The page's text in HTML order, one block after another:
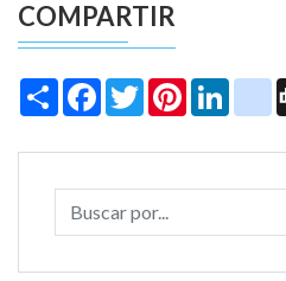
COMPARTIR
Share Facebook
TwitterPinterest